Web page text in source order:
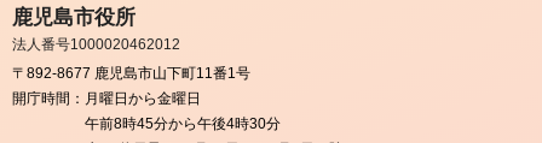
鹿児島市役所
法人番号1000020462012
〒892-8677 鹿児島市山下町11番1号
開庁時間： 月曜日から金曜日
午前8時45分から午後4時30分